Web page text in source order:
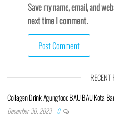
Save my name, email, and
next time I comment.
RECENT
Collagen Drink Agungfood BAU BAU Kota
December 30, 2023 0